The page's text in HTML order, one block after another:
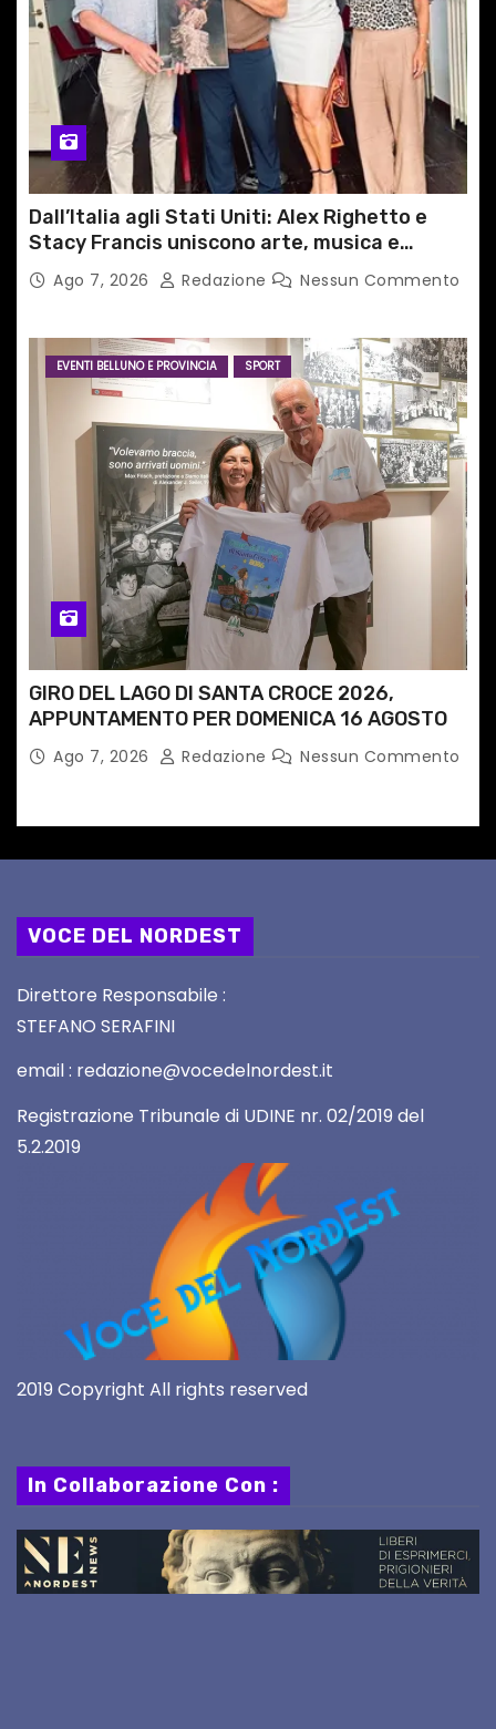
Dall’Italia agli Stati Uniti: Alex Righetto e
Stacy Francis uniscono arte, musica e
tecnologia in un nuovo progetto
internazionale”
Ago 7, 2026 Redazione Nessun Commento
EVENTI BELLUNO E PROVINCIA SPORT
GIRO DEL LAGO DI SANTA CROCE 2026,
APPUNTAMENTO PER DOMENICA 16 AGOSTO
Ago 7, 2026 Redazione Nessun Commento
VOCE DEL NORDEST
Direttore Responsabile :
STEFANO SERAFINI
email : redazione@vocedelnordest.it
Registrazione Tribunale di UDINE nr. 02/2019 del
5.2.2019
2019 Copyright All rights reserved
In Collaborazione Con :